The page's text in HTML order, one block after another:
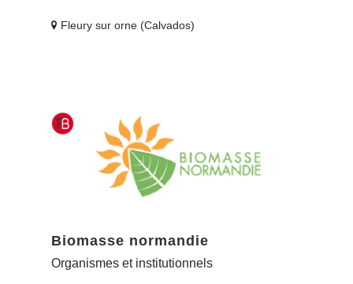
Fleury sur orne (Calvados)
Biomasse normandie
Organismes et institutionnels